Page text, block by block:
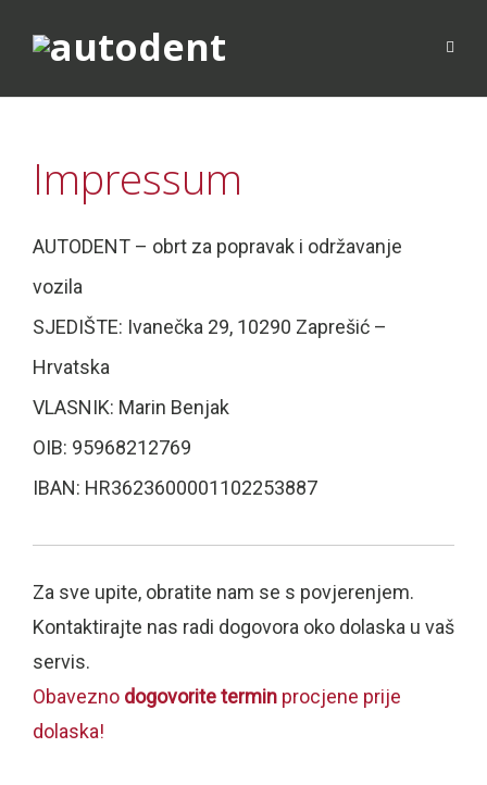
Impressum
AUTODENT – obrt za popravak i održavanje
vozila
SJEDIŠTE: Ivanečka 29, 10290 Zaprešić –
Hrvatska
VLASNIK: Marin Benjak
OIB: 95968212769
IBAN: HR3623600001102253887
Za sve upite, obratite nam se s povjerenjem.
Kontaktirajte nas radi dogovora oko dolaska u vaš
servis.
Obavezno dogovorite termin procjene prije
dolaska!